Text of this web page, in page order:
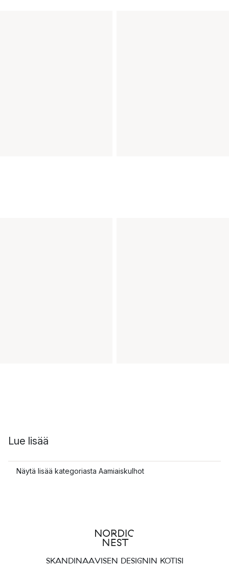
Lue lisää
Näytä lisää kategoriasta Aamiaiskulhot
SKANDINAAVISEN DESIGNIN KOTISI